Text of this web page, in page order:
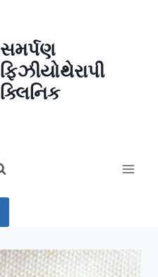
સમર્પણ
ફિઝીયોથેરાપી
ક્લિનિક